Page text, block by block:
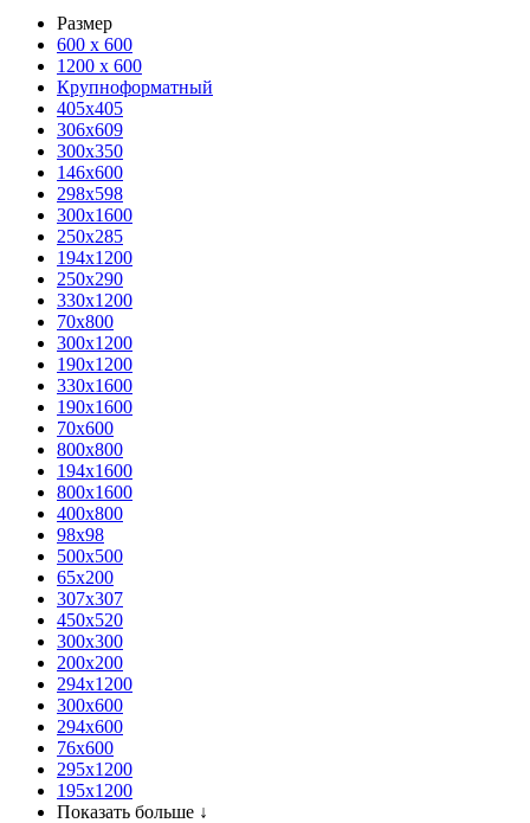
Размер
600 х 600
1200 х 600
Крупноформатный
405x405
306x609
300x350
146x600
298x598
300x1600
250x285
194x1200
250x290
330x1200
70x800
300x1200
190x1200
330x1600
190x1600
70x600
800x800
194x1600
800x1600
400х800
98x98
500x500
65x200
307x307
450x520
300x300
200x200
294x1200
300x600
294x600
76х600
295х1200
195х1200
Показать больше ↓